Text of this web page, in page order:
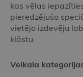
kas vēlas
pieredzējušo
vietējo izdevēju
klāstu.
Veikala